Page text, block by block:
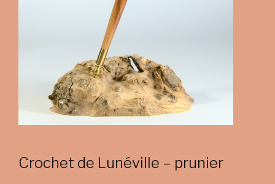
Crochet de Lunéville – prunier